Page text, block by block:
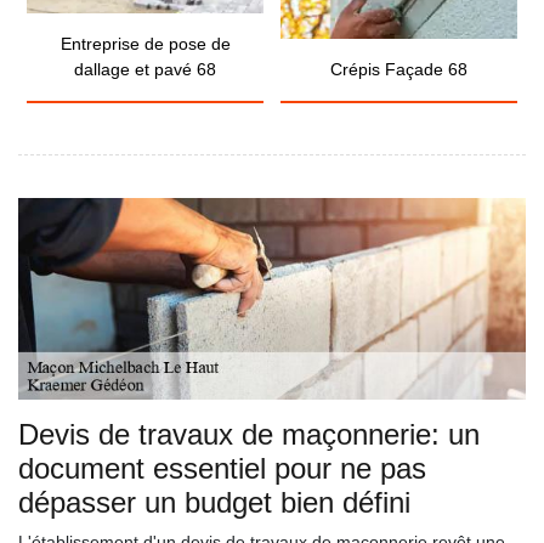
Entreprise de pose de
dallage et pavé 68
Crépis Façade 68
Devis de travaux de maçonnerie: un
document essentiel pour ne pas
dépasser un budget bien défini